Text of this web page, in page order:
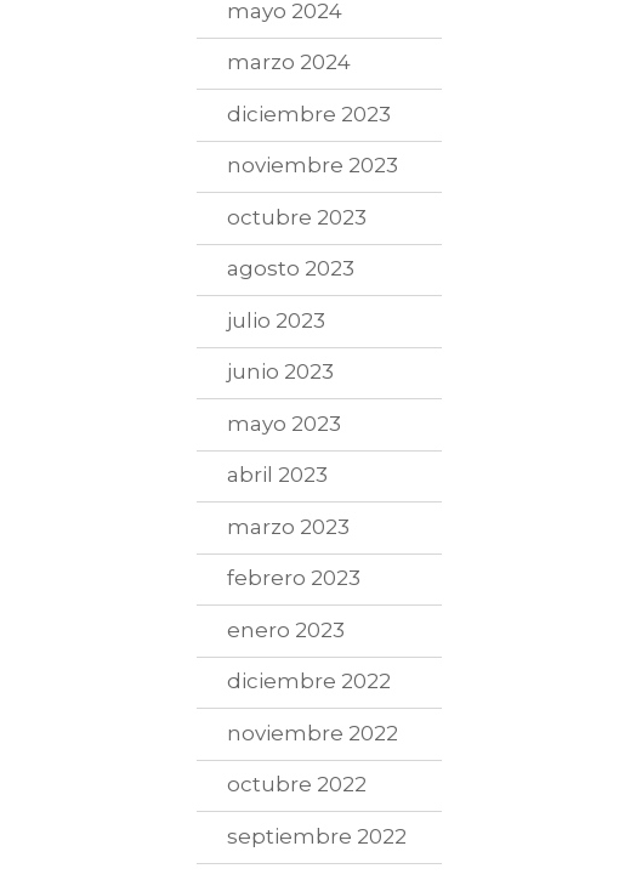
mayo 2024
marzo 2024
diciembre 2023
noviembre 2023
octubre 2023
agosto 2023
julio 2023
junio 2023
mayo 2023
abril 2023
marzo 2023
febrero 2023
enero 2023
diciembre 2022
noviembre 2022
octubre 2022
septiembre 2022